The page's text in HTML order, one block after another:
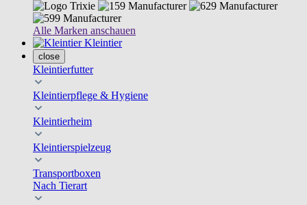
Alle Marken anschauen
Kleintier
close
Kleintierfutter
Kleintierpflege & Hygiene
Kleintierheim
Kleintierspielzeug
Transportboxen
Nach Tierart